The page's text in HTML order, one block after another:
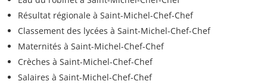
Résultat régionale à Saint-Michel-Chef-Chef
Classement des lycées à Saint-Michel-Chef-Chef
Maternités à Saint-Michel-Chef-Chef
Crèches à Saint-Michel-Chef-Chef
Salaires à Saint-Michel-Chef-Chef